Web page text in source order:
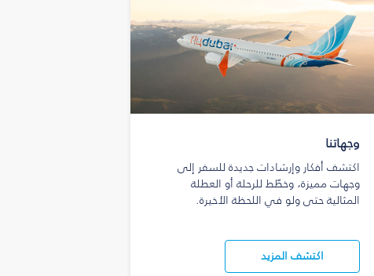
وجهاتنا
اكتشف أفكار وإرشادات جديدة للسفر إلى
وجهات مميزة، وخطّط للرحلة أو العطلة
المثالية حتى ولو في اللحظة الأخيرة.
اكتشف المزيد